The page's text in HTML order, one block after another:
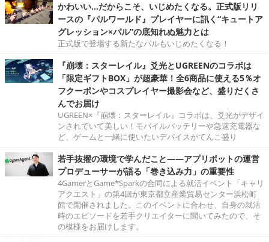
かわいい…だからこそ、いじめたくなる。正式版リリ
ースの『パルワールド』プレイヤーに訊く“キュートア
グレッション×パル”の底知れぬ魅力とは
正式版で登場する新たなパルもいじめたくなる！
『崩壊：スターレイル』爻光とUGREENのコラボは
「限定ギフトBOX」が超豪華！全6商品に使える5％オ
フクーポンやコスプレイヤー撮影会など、盛りだくさ
んでお届け
UGREEN×『崩壊：スターレイル』コラボは、爻光がデザイ
ンされていて美しい！モバイルバッテリーや急速充電器な
ど、ゲームと一緒に使いたいデバイスがてんこ盛り
若手抜擢の環境で学んだこと――アプリボットの運営
プロデューサーが語る「巻き込み力」の重要性
4GamerとGame*Sparkの合同による就活イベント「キャリ
アクエスト」の第4回が東京都立産業貿易センター浜松町
館で開催されました。このイベントに合わせ、自身の就活
時のエピソードを若手クリエイターに聞いてみたので、そ
の模様をお届けします。